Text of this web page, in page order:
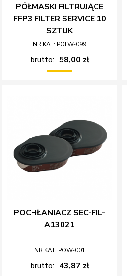
PÓŁMASKI FILTRUJĄCE
FFP3 FILTER SERVICE 10
SZTUK
NR KAT: POLW-099
brutto: 58,00 zł
POCHŁANIACZ SEC-FIL-
A13021
NR KAT: POW-001
brutto: 43,87 zł